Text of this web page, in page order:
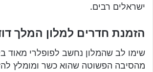
ישראלים רבים.
הזמנת חדרים למלון המלך
שימו לב שהמלון נחשב לפופלרי מאוד
מהסיבה הפשוטה שהוא כשר ומומלץ